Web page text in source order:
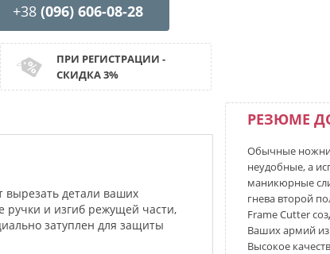
+38 (096) 606-08-28
ПРИ РЕГИСТРАЦИИ -
СКИДКА 3%
РЕЗЮМЕ
Обычные
неудобные, а
маникюрные
гнева второй
Frame Cutter
Ваших армий из
Высокое
вырезать детали ваших
ручки и изгиб режущей части,
затуплен для защиты